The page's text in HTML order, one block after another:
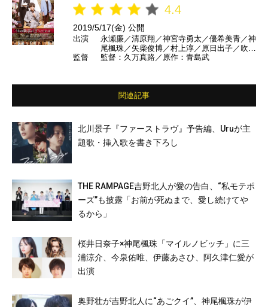
4.4
2019/5/17(金) 公開
出演
永瀬廉／清原翔／神宮寺勇太／優希美青／神
尾楓珠／矢柴俊博／村上淳／原日出子／吹越
満／奥田瑛二 ほか
監督 監督：久万真路／原作：青島武
関連記事
北川景子『ファーストラヴ』予告編、Uruが主
題歌・挿入歌を書き下ろし
THE RAMPAGE吉野北人が愛の告白、“私モテポ
ーズ”も披露「お前が死ぬまで、愛し続けてや
るから」
桜井日奈子×神尾楓珠「マイルノビッチ」に三
浦涼介、今泉佑唯、伊藤あさひ、阿久津仁愛が
出演
奥野壮が吉野北人に“あごクイ”、神尾楓珠が伊